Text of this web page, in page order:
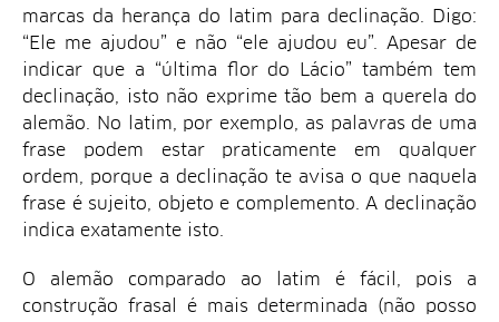
marcas da herança do latim para declinação. Digo:
“Ele me ajudou” e não “ele ajudou eu”. Apesar de
indicar que a “última flor do Lácio” também tem
declinação, isto não exprime tão bem a querela do
alemão. No latim, por exemplo, as palavras de uma
frase podem estar praticamente em qualquer
ordem, porque a declinação te avisa o que naquela
frase é sujeito, objeto e complemento. A declinação
indica exatamente isto.
O alemão comparado ao latim é fácil, pois a
construção frasal é mais determinada (não posso